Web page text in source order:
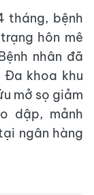
tháng, bệnh
hôn mê
nhân đã
Đa khoa khu
mở sọ giảm
dập, mảnh
ngân hàng